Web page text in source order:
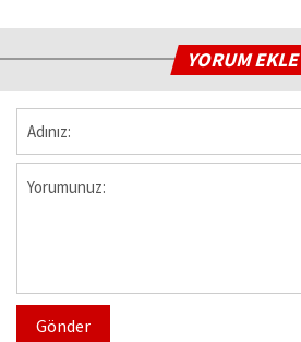
YORUM EKLE
Gönder